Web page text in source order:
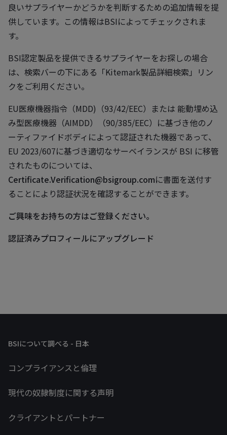
良いサプライヤーかどうかを判断するための追加情報を提
供しています。この情報はBSIによってチェックされま
す。
BSI認定製品を提供できるサプライヤーをお探しの場合
は、検索バーの下にある「Kitemark製品詳細検索」リン
クをご利用ください。
EU医療機器指令（MDD)（93/42/EEC）または 能動埋め込
み型医療機器（AIMDD）（90/385/EEC）に基づき他のノ
ーティファイドボディによって認証された機器であって、
EU 2023/607に基づき適切なサーベイランスが BSI に移管
されたものについては、
Certificate.Verification@bsigroup.comに書面を送付す
ることにより認証状況を確認することができます。
ご興味をお持ちの方はご登録ください。
認証済みプロフィールにアップグレード
BSIについて調べる - 日本
コンプライアンスと倫理
現代の奴隷制度に関する声明
クライアントとパートナー